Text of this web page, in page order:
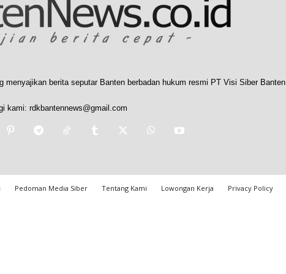
menyajikan berita seputar Banten berbadan hukum resmi PT Visi Siber Banten
kami: rdkbantennews@gmail.com
Pedoman Media Siber Tentang Kami Lowongan Kerja Privacy Policy